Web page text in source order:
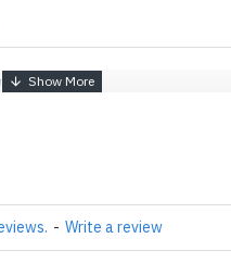
பருப்பு
- Write a review